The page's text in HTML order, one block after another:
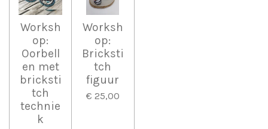
Worksh
op:
Oorbell
en met
bricksti
tch
technie
k
Worksh
op:
Bricksti
tch
figuur
€ 25,00